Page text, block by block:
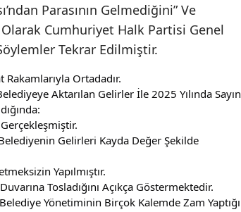
Parasının Gelmediğini” Ve
Olarak Cumhuriyet Halk Partisi Genel
Tekrar Edilmiştir.
Ortadadır.
Aktarılan Gelirler İle 2025 Yılında Sayın
Gelirleri Kayda Değer Şekilde
Yapılmıştır.
Tosladığını Açıkça Göstermektedir.
Yönetiminin Birçok Kalemde Zam Yaptığı